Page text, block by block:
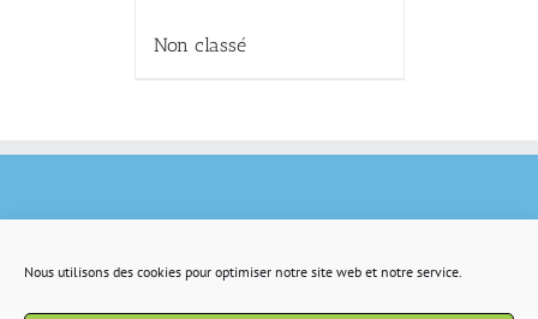
Nous utilisons des cookies pour optimiser notre site web et notre service.
Non classé